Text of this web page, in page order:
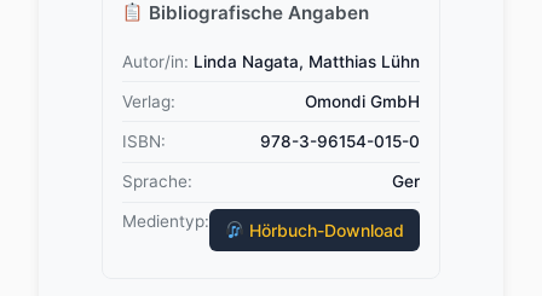
Bibliografische Angaben
Autor/in: Linda Nagata, Matthias Lühn
Verlag: Omondi GmbH
ISBN: 978-3-96154-015-0
Sprache: Ger
Medientyp: Hörbuch-Download